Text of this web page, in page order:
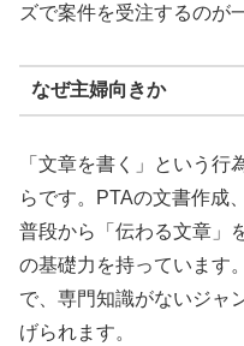
ズで案件を受注するのが
なぜ主婦向きか
「文章を書く」という
らです。PTAの文書作
普段から「伝わる文章」
の基礎力を持っています
で、専門知識がないジャ
げられます。